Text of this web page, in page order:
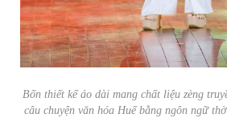
Bốn thiết kế áo dài mang chất liệu zèng
câu chuyện văn hóa Huế bằng ngôn ngữ